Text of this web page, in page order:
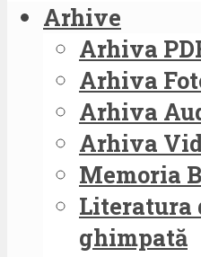
Arhive
Arhiva
Arhiva
Arhiva
Arhiva
Memoria
Literatura
ghimpată